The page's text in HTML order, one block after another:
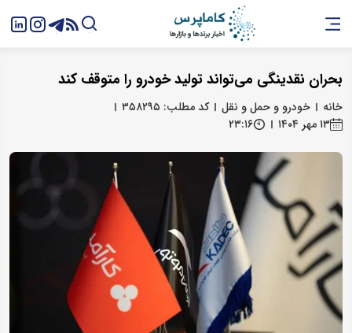
بحران نقدینگی می‌تواند تولید خودرو را متوقف کند
خانه خودرو و حمل و نقل
کد مطلب: ۳۵۸۲۹۵
۱۳ مهر ۱۴۰۴
۲۳:۱۶